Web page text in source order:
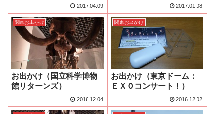
2017.04.09 2017.01.08
関東お出かけ
お出かけ（国立科学博物
館リターンズ）
2016.12.04
関東お出かけ
お出かけ（東京ドーム：
ＥＸＯコンサート！）
2016.12.02